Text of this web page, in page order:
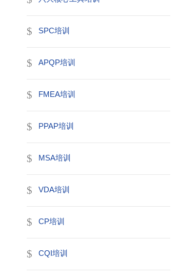
SPC培训
APQP培训
FMEA培训
PPAP培训
MSA培训
VDA培训
CP培训
CQI培训